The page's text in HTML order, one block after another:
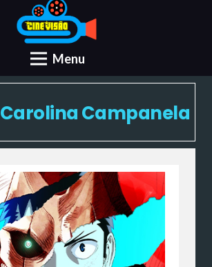
Menu
Carolina Campanela